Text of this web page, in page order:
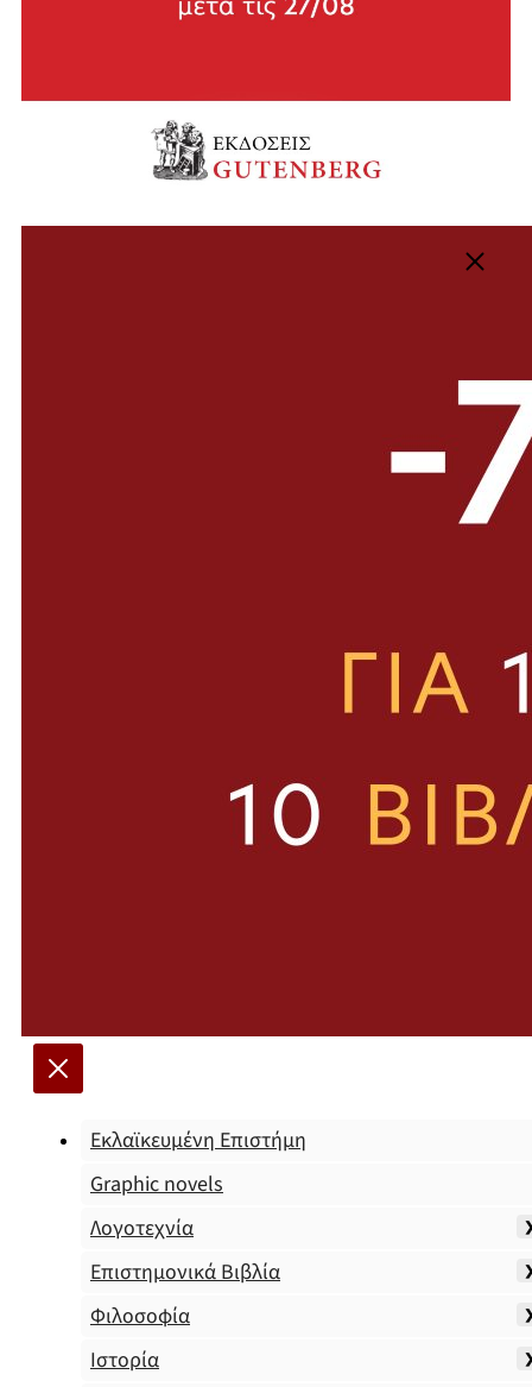
Εκλαϊκευμένη Επιστήμη
Graphic novels
Λογοτεχνία
Επιστημονικά Βιβλία
Φιλοσοφία
Ιστορία